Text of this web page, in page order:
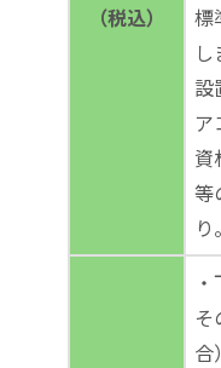
（税込）
標
し
設
ア
資
等
り。
そ
合